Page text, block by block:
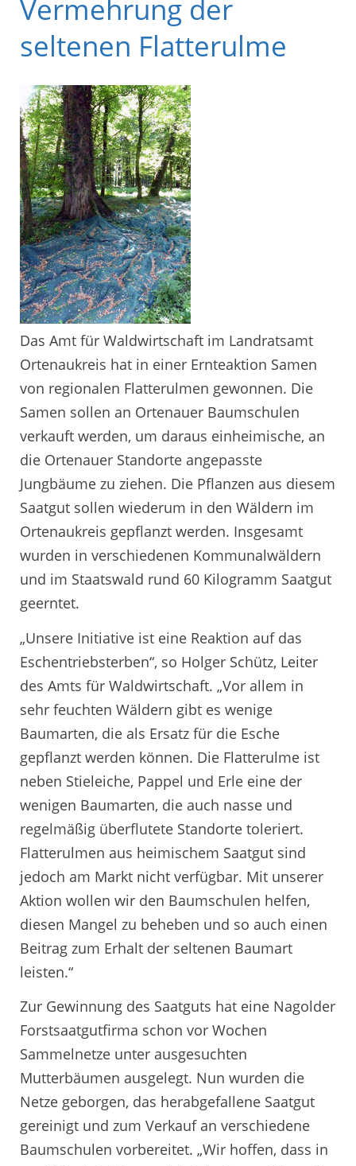
Vermehrung der
seltenen Flatterulme
Das Amt für Waldwirtschaft im Landratsamt
Ortenaukreis hat in einer Ernteaktion Samen
von regionalen Flatterulmen gewonnen. Die
Samen sollen an Ortenauer Baumschulen
verkauft werden, um daraus einheimische, an
die Ortenauer Standorte angepasste
Jungbäume zu ziehen. Die Pflanzen aus diesem
Saatgut sollen wiederum in den Wäldern im
Ortenaukreis gepflanzt werden. Insgesamt
wurden in verschiedenen Kommunalwäldern
und im Staatswald rund 60 Kilogramm Saatgut
geerntet.
„Unsere Initiative ist eine Reaktion auf das
Eschentriebsterben“, so Holger Schütz, Leiter
des Amts für Waldwirtschaft. „Vor allem in
sehr feuchten Wäldern gibt es wenige
Baumarten, die als Ersatz für die Esche
gepflanzt werden können. Die Flatterulme ist
neben Stieleiche, Pappel und Erle eine der
wenigen Baumarten, die auch nasse und
regelmäßig überflutete Standorte toleriert.
Flatterulmen aus heimischem Saatgut sind
jedoch am Markt nicht verfügbar. Mit unserer
Aktion wollen wir den Baumschulen helfen,
diesen Mangel zu beheben und so auch einen
Beitrag zum Erhalt der seltenen Baumart
leisten.“
Zur Gewinnung des Saatguts hat eine Nagolder
Forstsaatgutfirma schon vor Wochen
Sammelnetze unter ausgesuchten
Mutterbäumen ausgelegt. Nun wurden die
Netze geborgen, das herabgefallene Saatgut
gereinigt und zum Verkauf an verschiedene
Baumschulen vorbereitet. „Wir hoffen, dass in